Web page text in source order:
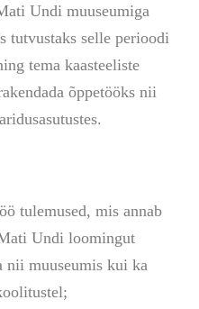
Undi muuseumiga
tutvustaks selle perioodi
tema kaasteeliste
õppetööks nii
tulemused, mis annab
Undi loomingut
nii muuseumis kui ka